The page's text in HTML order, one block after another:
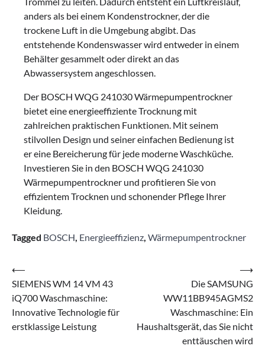
anders als bei einem Kondenstrockner, der die
trockene Luft in die Umgebung abgibt. Das
entstehende Kondenswasser wird entweder in einem
Behälter gesammelt oder direkt an das
Abwassersystem angeschlossen.
Der BOSCH WQG 241030 Wärmepumpentrockner
bietet eine energieeffiziente Trocknung mit
zahlreichen praktischen Funktionen. Mit seinem
stilvollen Design und seiner einfachen Bedienung ist
er eine Bereicherung für jede moderne Waschküche.
Investieren Sie in den BOSCH WQG 241030
Wärmepumpentrockner und profitieren Sie von
effizientem Trocknen und schonender Pflege Ihrer
Kleidung.
Tagged BOSCH Energieeffizienz Wärmepumpentrockner
Beitragsnavigation
⟵
SIEMENS WM 14 VM 43
iQ700 Waschmaschine:
Innovative Technologie für
erstklassige Leistung
Die SAMSUNG
WW11BB945AGMS2
Waschmaschine: Ein
Haushaltsgerät, das Sie nicht
enttäuschen wird
⟶